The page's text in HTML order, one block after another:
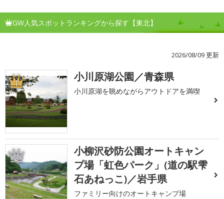
GW人気スポットランキングから探す【東北】
2026/08/09 更新
1 小川原湖公園／青森県
小川原湖を眺めながらアウトドアを満喫
2
小柳沢砂防公園オートキャン
プ場「虹色パーク」(道の駅雫
石あねっこ)／岩手県
ファミリー向けのオートキャンプ場